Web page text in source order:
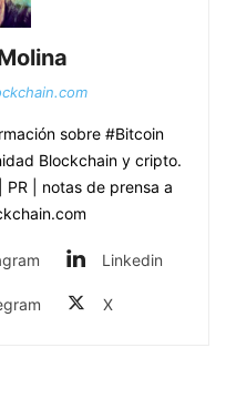
sobre #Bitcoin
Blockchain y cripto.
PR | notas de prensa a
Linkedin
X